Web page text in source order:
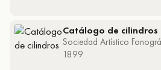
Catálogo de cilindros
Sociedad Artístico
1899